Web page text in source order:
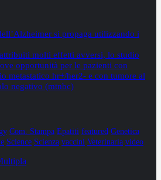
si propaga utilizzando i
molti effetti avversi, lo studio
opportunità per le pazienti con
metastatico hr+/her2- e con tumore al
negativo (mtnbc)
Com. Stampa Epatiti featured Genetica
Science Scienza vaccini Veterinaria video